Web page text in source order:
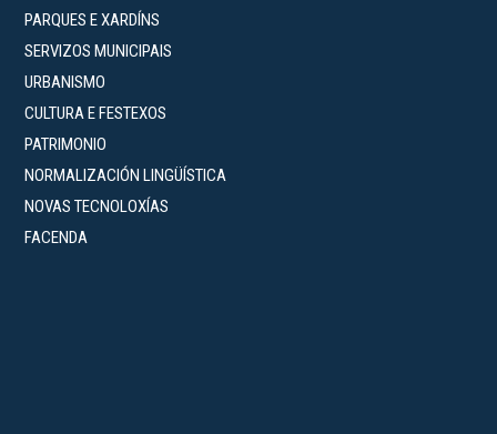
PARQUES E XARDÍNS
SERVIZOS MUNICIPAIS
URBANISMO
CULTURA E FESTEXOS
PATRIMONIO
NORMALIZACIÓN LINGÜÍSTICA
NOVAS TECNOLOXÍAS
FACENDA